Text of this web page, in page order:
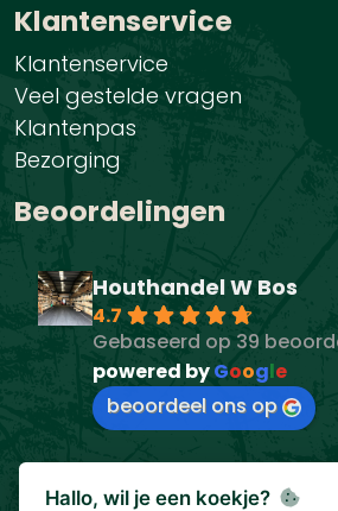
Klantenservice
Klantenservice
Veel gestelde vragen
Klantenpas
Bezorging
Beoordelingen
Houthandel W Bos
4.7
Gebaseerd op 39
powered byGoogle
beoordeel ons op
Hallo, wil je een koekje?